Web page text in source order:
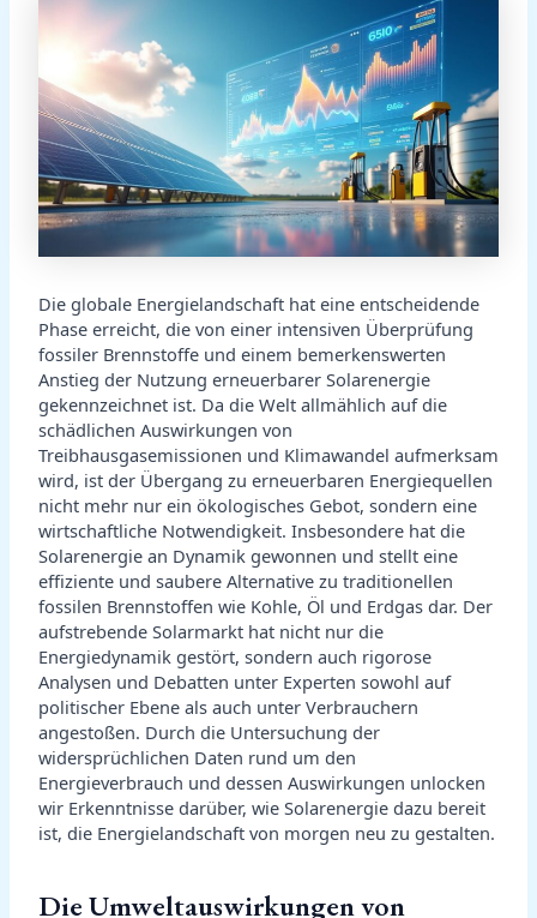
Die globale Energielandschaft hat eine entscheidende
Phase erreicht, die von einer intensiven Überprüfung
fossiler Brennstoffe und einem bemerkenswerten
Anstieg der Nutzung erneuerbarer Solarenergie
gekennzeichnet ist. Da die Welt allmählich auf die
schädlichen Auswirkungen von
Treibhausgasemissionen und Klimawandel aufmerksam
wird, ist der Übergang zu erneuerbaren Energiequellen
nicht mehr nur ein ökologisches Gebot, sondern eine
wirtschaftliche Notwendigkeit. Insbesondere hat die
Solarenergie an Dynamik gewonnen und stellt eine
effiziente und saubere Alternative zu traditionellen
fossilen Brennstoffen wie Kohle, Öl und Erdgas dar. Der
aufstrebende Solarmarkt hat nicht nur die
Energiedynamik gestört, sondern auch rigorose
Analysen und Debatten unter Experten sowohl auf
politischer Ebene als auch unter Verbrauchern
angestoßen. Durch die Untersuchung der
widersprüchlichen Daten rund um den
Energieverbrauch und dessen Auswirkungen unlocken
wir Erkenntnisse darüber, wie Solarenergie dazu bereit
ist, die Energielandschaft von morgen neu zu gestalten.
Die Umweltauswirkungen von